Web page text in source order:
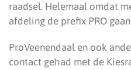
raadsel. Helemaal omdat
afdeling de prefix PRO
ProVeenendaal en ook
contact gehad met de